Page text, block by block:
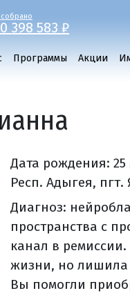
398 583 ₽
Программы Акции
Дата рождения:
Респ. Адыгея,
Диагноз:
пространства с
канал в
жизни, но лишила
Вы помогли